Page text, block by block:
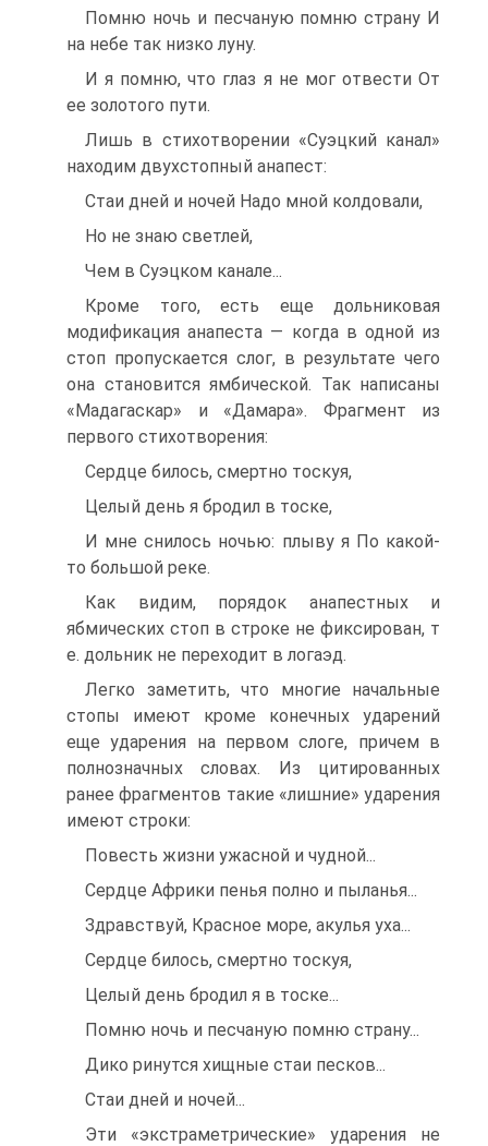
Помню ночь и песчаную помню страну И
на небе так низко луну.
И я помню, что глаз я не мог отвести От
ее золотого пути.
Лишь в стихотворении «Суэцкий канал»
находим двухстопный анапест:
Стаи дней и ночей Надо мной колдовали,
Но не знаю светлей,
Чем в Суэцком канале...
Кроме того, есть еще дольниковая
модификация анапеста — когда в одной из
стоп пропускается слог, в результате чего
она становится ямбической. Так написаны
«Мадагаскар» и «Дамара». Фрагмент из
первого стихотворения:
Сердце билось, смертно тоскуя,
Целый день я бродил в тоске,
И мне снилось ночью: плыву я По какой-
то большой реке.
Как видим, порядок анапестных и
ябмических стоп в строке не фиксирован, т
е. дольник не переходит в логаэд.
Легко заметить, что многие начальные
стопы имеют кроме конечных ударений
еще ударения на первом слоге, причем в
полнозначных словах. Из цитированных
ранее фрагментов такие «лишние» ударения
имеют строки:
Повесть жизни ужасной и чудной...
Сердце Африки пенья полно и пыланья...
Здравствуй, Красное море, акулья уха...
Сердце билось, смертно тоскуя,
Целый день бродил я в тоске...
Помню ночь и песчаную помню страну...
Дико ринутся хищные стаи песков...
Стаи дней и ночей...
Эти «экстраметрические» ударения не